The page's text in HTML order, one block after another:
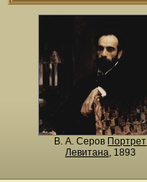
В. А. Серов Портрет
Левитана, 1893